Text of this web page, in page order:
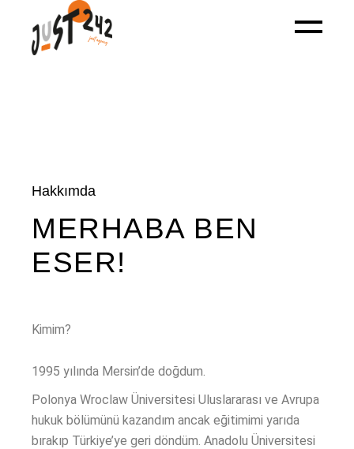
Hakkımda
MERHABA BEN
ESER!
Kimim?
1995 yılında Mersin’de doğdum.
Polonya Wroclaw Üniversitesi Uluslararası ve Avrupa
hukuk bölümünü kazandım ancak eğitimimi yarıda
bırakıp Türkiye’ye geri döndüm. Anadolu Üniversitesi